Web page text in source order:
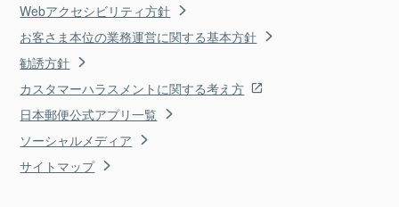
Webアクセシビリティ方針
お客さま本位の業務運営に関する基本方針
勧誘方針
カスタマーハラスメントに関する考え方
日本郵便公式アプリ一覧
ソーシャルメディア
サイトマップ